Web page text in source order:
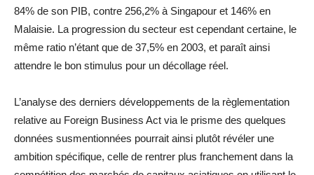
84% de son PIB, contre 256,2% à Singapour et 146% en
Malaisie. La progression du secteur est cependant certaine, le
même ratio n’étant que de 37,5% en 2003, et paraît ainsi
attendre le bon stimulus pour un décollage réel.
L’analyse des derniers développements de la règlementation
relative au Foreign Business Act via le prisme des quelques
données susmentionnées pourrait ainsi plutôt révéler une
ambition spécifique, celle de rentrer plus franchement dans la